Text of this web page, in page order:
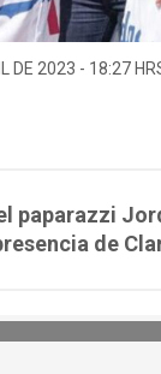
DE 2023 - 18:27
paparazzi
de